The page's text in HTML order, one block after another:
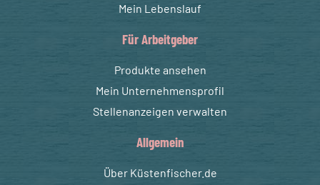
Mein Lebenslauf
Für Arbeitgeber
Produkte ansehen
Mein Unternehmensprofil
Stellenanzeigen verwalten
Allgemein
Über Küstenfischer.de